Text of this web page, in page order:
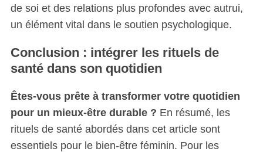
de soi et des relations plus profondes avec autrui,
un élément vital dans le soutien psychologique.
Conclusion : intégrer les rituels de
santé dans son quotidien
Êtes-vous prête à transformer votre quotidien
pour un mieux-être durable ? En résumé, les
rituels de santé abordés dans cet article sont
essentiels pour le bien-être féminin. Pour les